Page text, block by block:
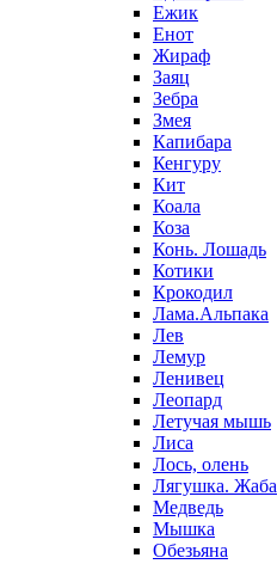
Ежик
Енот
Жираф
Заяц
Зебра
Змея
Капибара
Кенгуру
Кит
Коала
Коза
Конь. Лошадь
Котики
Крокодил
Лама.Альпака
Лев
Лемур
Ленивец
Леопард
Летучая мышь
Лиса
Лось, олень
Лягушка. Жаба
Медведь
Мышка
Обезьяна